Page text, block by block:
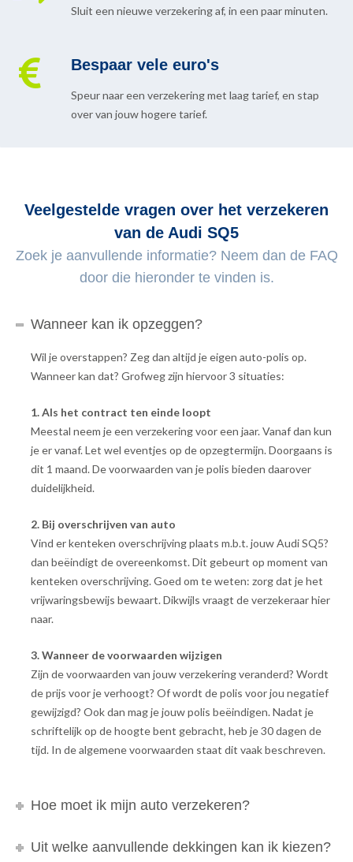
Sluit een nieuwe verzekering af, in een paar minuten.
Bespaar vele euro's
Speur naar een verzekering met laag tarief, en stap
over van jouw hogere tarief.
Veelgestelde vragen over het verzekeren
van de Audi SQ5
Zoek je aanvullende informatie? Neem dan de FAQ
door die hieronder te vinden is.
Wanneer kan ik opzeggen?
Wil je overstappen? Zeg dan altijd je eigen auto-polis op.
Wanneer kan dat? Grofweg zijn hiervoor 3 situaties:
1. Als het contract ten einde loopt
Meestal neem je een verzekering voor een jaar. Vanaf dan kun
je er vanaf. Let wel eventjes op de opzegtermijn. Doorgaans is
dit 1 maand. De voorwaarden van je polis bieden daarover
duidelijkheid.
2. Bij overschrijven van auto
Vind er kenteken overschrijving plaats m.b.t. jouw Audi SQ5?
dan beëindigt de overeenkomst. Dit gebeurt op moment van
kenteken overschrijving. Goed om te weten: zorg dat je het
vrijwaringsbewijs bewaart. Dikwijls vraagt de verzekeraar hier
naar.
3. Wanneer de voorwaarden wijzigen
Zijn de voorwaarden van jouw verzekering veranderd? Wordt
de prijs voor je verhoogt? Of wordt de polis voor jou negatief
gewijzigd? Ook dan mag je jouw polis beëindigen. Nadat je
schriftelijk op de hoogte bent gebracht, heb je 30 dagen de
tijd. In de algemene voorwaarden staat dit vaak beschreven.
Hoe moet ik mijn auto verzekeren?
Uit welke aanvullende dekkingen kan ik kiezen?